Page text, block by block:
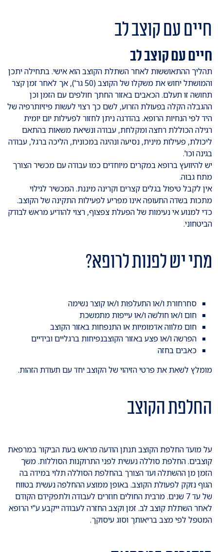
חיים עם קוצב לב
חיים עם קוצב לב
תהליך ההתאוששות לאחר השתלת הקוצב הוא אישי. בתחילה יתכן
והמושתל יחוש את משקלו של הקוצב (50 גר'), אך לאחר זמן קצר
תחושה זו תעלם. הכאבים באזור החתך חולפים עם הזמן וכן
ההגבלה הקלה בפעולת הזרוע, לשם כך רצוי לעשות פיזיותרפיה של
היד לפי הנחיות הרופא. בהדרגה ניתן לחזור לפעילות יום יומית
רגילה הכוללת רחצה ומקלחת, עבודה ונשיאת משאות בהתאם
ליכולת, פעילות מינית, נסיעה ונהיגה במכונית, הליכה ברגל, עבודה
בגינה וכו'.
יש להיוועץ ברופא במקרים מיוחדים כמו עבודה עם מכשיר הצורך
מתח גבוה.
אין לקבל טיפול בגלים קצרים וקרינה מיננת. המכשיר לגילוי
מתכות בשדה התעופה אינו מפריע לפעילות התקינה של הקוצב.
כדי למנוע אי נעימות של הפעלת צפצוף, רצוי להודיע מראש לבודק
הביטחוני.
מתי יש לפנות לרופא?
סחרחורת ו/או התעלפות ו/או קוצר נשימה
חום ו/או חולשה ו/או עייפות מתמשכת
חום מלווה אדמומיות או התנפחות באזור הקוצב
הפרשה ו/או פצע באזור הקוצבנפיחות ברגליים ובידיים
כאבים בחזה
מומלץ לשאת את פרטי הזיהוי של הקוצב יחד עם תעודת הזהות.
החלפת הקוצב
על מועד החלפת הקוצב תנתן הודעה מראש בעת הביקור במרפאת
קוצבים. החלפת סוללה נעשית לפני התרוקנות הסוללות. משך
הזמן מן ההשתלה ועד הצורך בהחלפת הסוללה תלוי במידה בה
הגוף נזקק לפעולת הקוצב. באופן ממוצע ההחלפה נעשית בטווח
של עד 7 שנים. מרבית החולים חוזרים לעבודה ולתפקידם הקודם
לאחר השתלת קוצב לב. זמן וקצב החזרה לעבודה ייקבע ע"י הרופא
המטפל לפי מצב בריאותך וסוג עיסוקך.